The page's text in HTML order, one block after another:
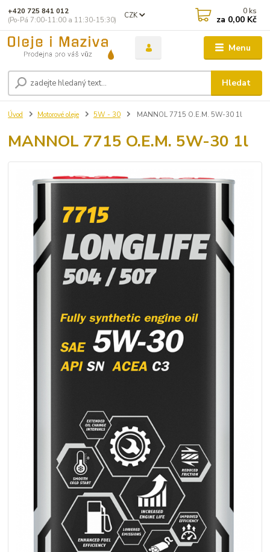
Menu
CZK
Hledat
+420 725 841 012
(Po-Pá 7:00-11:00 a 11:30-15:30)
0 ks
za 0,00 Kč
Úvod Motorové oleje 5W - 30 MANNOL 7715 O.E.M. 5W-30 1l
MANNOL 7715 O.E.M. 5W-30 1l